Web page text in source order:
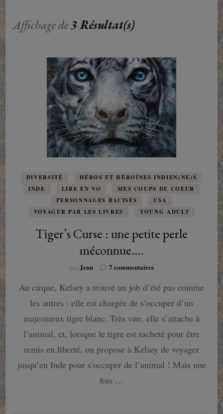
Affichage de3 Résultat(s)
DIVERSITÉ
HÉROS ET HÉROÏNES INDIEN(NE)S
INDE
LIRE EN VO
MES COUPS DE COEUR
PERSONNAGES RACISÉS
USA
VOYAGER PAR LES LIVRES
YOUNG ADULT
Tiger’s Curse : une petite perle
méconnue….
parJenn 7 commentairessur
Curse
une
petite
méconnue….
Au cirque, Kelsey a trouvé un job d’été pas comme
les autres : elle est chargée de s’occuper d’un
majestueux tigre blanc. Très vite, elle s’attache à
l’animal, et, lorsque le tigre est racheté pour être
remis en liberté, on propose à Kelsey de voyager
jusqu’en Inde pour s’occuper de l’animal ! Mais une
fois …